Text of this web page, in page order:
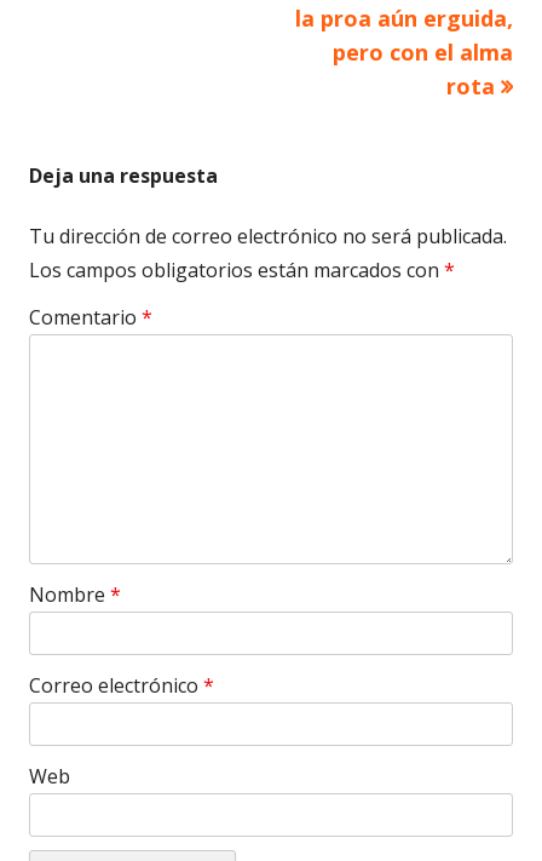
la proa aún erguida,
pero con el alma
rota
Deja una respuesta
Tu dirección de correo electrónico no será publicada.
Los campos obligatorios están marcados con *
Comentario *
Nombre *
Correo electrónico *
Web